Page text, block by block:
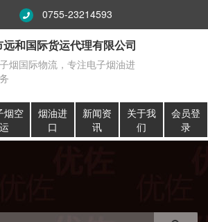
0755-23214593
和国际货运代理有限公司
烟国际物流，专注电子烟油进
烟空
运
烟油进
口
新闻资
讯
关于我
们
会员登
录